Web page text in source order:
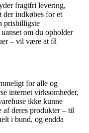
fragtfri levering,
der indkøbes for et
prisbilligste
om du opholder
– vil være at få
for alle og
internet virksomheder,
ikke kunne
deres produkter – til
i bund, og endda